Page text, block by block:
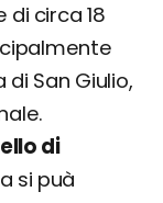
di circa 18
San Giulio,
di
si puà